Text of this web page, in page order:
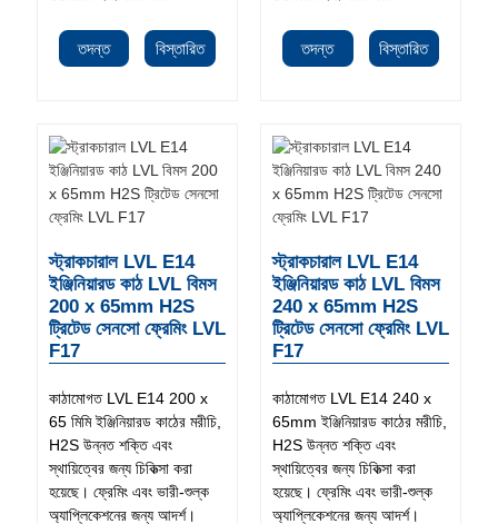
তদন্ত বিস্তারিত তদন্ত বিস্তারিত
স্ট্রাকচারাল LVL E14
ইঞ্জিনিয়ারড কাঠ LVL বিমস
200 x 65mm H2S
ট্রিটেড সেনসো ফ্রেমিং LVL
F17
কাঠামোগত LVL E14 200 x
65 মিমি ইঞ্জিনিয়ারড কাঠের মরীচি,
H2S উন্নত শক্তি এবং
স্থায়িত্বের জন্য চিকিত্সা করা
হয়েছে। ফ্রেমিং এবং ভারী-শুল্ক
অ্যাপ্লিকেশনের জন্য আদর্শ।
স্ট্রাকচারাল LVL E14
ইঞ্জিনিয়ারড কাঠ LVL বিমস
240 x 65mm H2S
ট্রিটেড সেনসো ফ্রেমিং LVL
F17
কাঠামোগত LVL E14 240 x
65mm ইঞ্জিনিয়ারড কাঠের মরীচি,
H2S উন্নত শক্তি এবং
স্থায়িত্বের জন্য চিকিত্সা করা
হয়েছে। ফ্রেমিং এবং ভারী-শুল্ক
অ্যাপ্লিকেশনের জন্য আদর্শ।